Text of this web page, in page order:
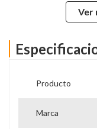
Características:
Estilo básico pin-up
Fabricado en lycra
Ver
Producto
Marca